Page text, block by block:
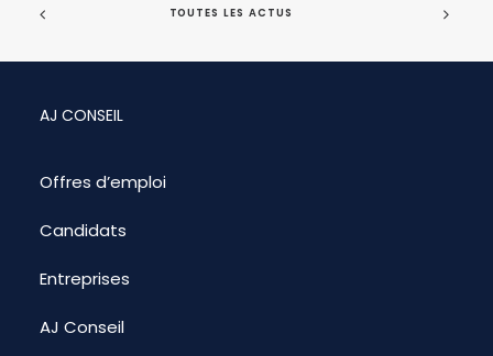
TOUTES LES ACTUS
AJ CONSEIL
Offres d’emploi
Candidats
Entreprises
AJ Conseil